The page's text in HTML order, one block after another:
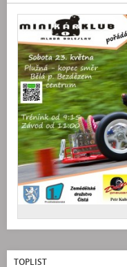
TOPLIST